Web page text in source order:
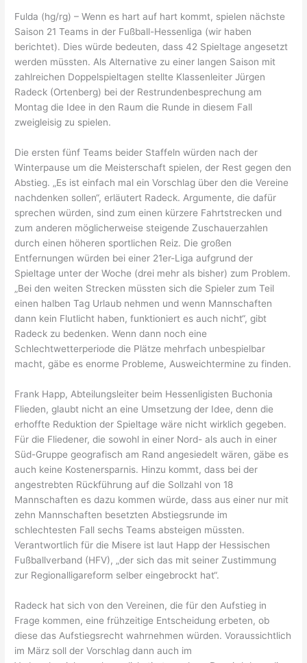
Fulda (hg/rg) – Wenn es hart auf hart kommt, spielen nächste
Saison 21 Teams in der Fußball-Hessenliga (wir haben
berichtet). Dies würde bedeuten, dass 42 Spieltage angesetzt
werden müssten. Als Alternative zu einer langen Saison mit
zahlreichen Doppelspieltagen stellte Klassenleiter Jürgen
Radeck (Ortenberg) bei der Restrundenbesprechung am
Montag die Idee in den Raum die Runde in diesem Fall
zweigleisig zu spielen.
Die ersten fünf Teams beider Staffeln würden nach der
Winterpause um die Meisterschaft spielen, der Rest gegen den
Abstieg. „Es ist einfach mal ein Vorschlag über den die Vereine
nachdenken sollen“, erläutert Radeck. Argumente, die dafür
sprechen würden, sind zum einen kürzere Fahrtstrecken und
zum anderen möglicherweise steigende Zuschauerzahlen
durch einen höheren sportlichen Reiz. Die großen
Entfernungen würden bei einer 21er-Liga aufgrund der
Spieltage unter der Woche (drei mehr als bisher) zum Problem.
„Bei den weiten Strecken müssten sich die Spieler zum Teil
einen halben Tag Urlaub nehmen und wenn Mannschaften
dann kein Flutlicht haben, funktioniert es auch nicht“, gibt
Radeck zu bedenken. Wenn dann noch eine
Schlechtwetterperiode die Plätze mehrfach unbespielbar
macht, gäbe es enorme Probleme, Ausweichtermine zu finden.
Frank Happ, Abteilungsleiter beim Hessenligisten Buchonia
Flieden, glaubt nicht an eine Umsetzung der Idee, denn die
erhoffte Reduktion der Spieltage wäre nicht wirklich gegeben.
Für die Fliedener, die sowohl in einer Nord- als auch in einer
Süd-Gruppe geografisch am Rand angesiedelt wären, gäbe es
auch keine Kostenersparnis. Hinzu kommt, dass bei der
angestrebten Rückführung auf die Sollzahl von 18
Mannschaften es dazu kommen würde, dass aus einer nur mit
zehn Mannschaften besetzten Abstiegsrunde im
schlechtesten Fall sechs Teams absteigen müssten.
Verantwortlich für die Misere ist laut Happ der Hessischen
Fußballverband (HFV), „der sich das mit seiner Zustimmung
zur Regionalligareform selber eingebrockt hat“.
Radeck hat sich von den Vereinen, die für den Aufstieg in
Frage kommen, eine frühzeitige Entscheidung erbeten, ob
diese das Aufstiegsrecht wahrnehmen würden. Voraussichtlich
im März soll der Vorschlag dann auch im